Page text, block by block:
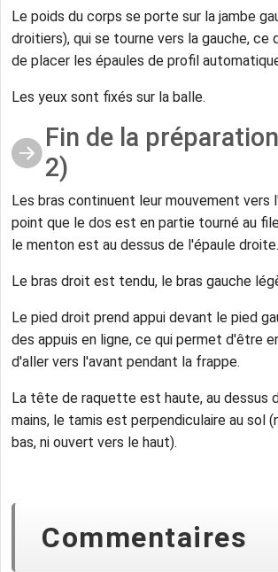
Le poids du corps se porte sur la jambe
droitiers), qui se tourne vers la gauche, ce
de placer les épaules de profil
Les yeux sont fixés sur la balle.
Fin de la
2)
Les bras continuent leur mouvement vers
point que le dos est en partie tourné au
le menton est au dessus de l'épaule droite.
Le bras droit est tendu, le bras gauche
Le pied droit prend appui devant le pied
des appuis en ligne, ce qui permet d'être
d'aller vers l'avant pendant la frappe.
La tête de raquette est haute, au dessus
mains, le tamis est perpendiculaire au sol
bas, ni ouvert vers le haut).
Commentaires